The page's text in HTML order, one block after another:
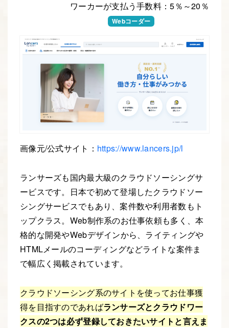
ワーカーが支払う手数料：5％～20％
Webコーダー
画像元/公式サイト： https://www.lancers.jp/l
ランサーズも国内最大級のクラウドソーシングサ
ービスです。日本で初めて登場したクラウドソー
シングサービスでもあり、案件数や利用者数もト
ップクラス。Web制作系のお仕事依頼も多く、本
格的な開発やWebデザインから、ライティングや
HTMLメールのコーディングなどライトな案件ま
で幅広く掲載されています。
クラウドソーシング系のサイトを使ってお仕事獲
得を目指すのであればランサーズとクラウドワー
クスの2つは必ず登録しておきたいサイトと言えま